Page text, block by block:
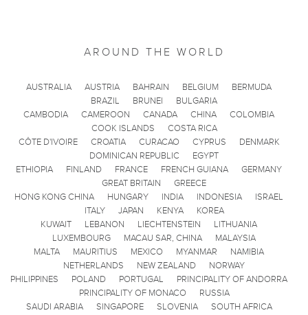
AROUND THE WORLD
AUSTRALIA AUSTRIA BAHRAIN BELGIUM
BERMUDA
BRAZIL
BRUNEI
BULGARIA
CAMBODIA
CAMEROON CANADA CHINA
COLOMBIA
COOK ISLANDS
COSTA RICA
CÔTE D'IVOIRE
CROATIA CURACAO CYPRUS
DENMARK
DOMINICAN REPUBLIC
EGYPT
ETHIOPIA
FINLAND FRANCE FRENCH GUIANA
GERMANY
GREAT BRITAIN
GREECE
HONG KONG CHINA
HUNGARY INDIA INDONESIA
ISRAEL
ITALY
JAPAN KENYA
KOREA
KUWAIT
LEBANON LIECHTENSTEIN
LITHUANIA
LUXEMBOURG
MACAU SAR, CHINA
MALAYSIA
MALTA
MAURITIUS MEXICO MYANMAR
NAMIBIA
NETHERLANDS
NEW ZEALAND
NORWAY
PHILIPPINES
POLAND PORTUGAL
PRINCIPALITY OF ANDORRA
PRINCIPALITY OF MONACO
RUSSIA
SAUDI ARABIA
SINGAPORE SLOVENIA
SOUTH AFRICA